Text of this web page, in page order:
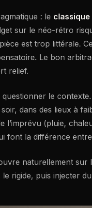
: le classique
sur le néo-rétro
est trop littérale.
Le bon
relief.
questionner le
dans des lieux à
l’imprévu (pluie,
font la différence
naturellement sur
le rigide, puis injecter